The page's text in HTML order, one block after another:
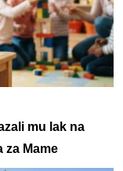
mu lak na
za Mame